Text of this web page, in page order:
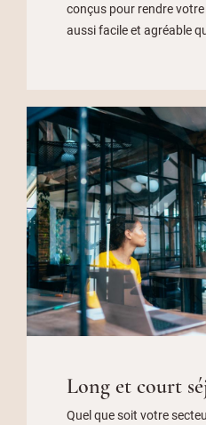
conçus pour rendre
aussi facile et agréable
Long et court
Quel que soit votre